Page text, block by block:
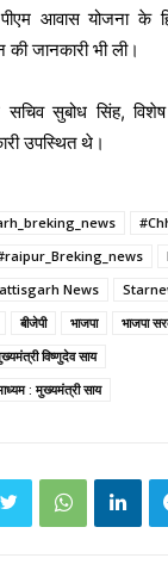
आवास योजना के
जानकारी भी ली।
सुबोध सिंह,
उपस्थित थे।
News
बीजेपी भाजपा भाजपा
विष्णुदेव साय
: मुख्यमंत्री साय